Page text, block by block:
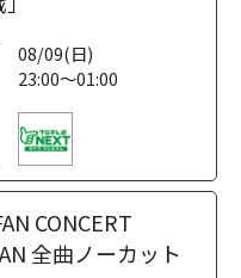
08/09(日)
23:00～01:00
CONCERT
全曲ノーカット